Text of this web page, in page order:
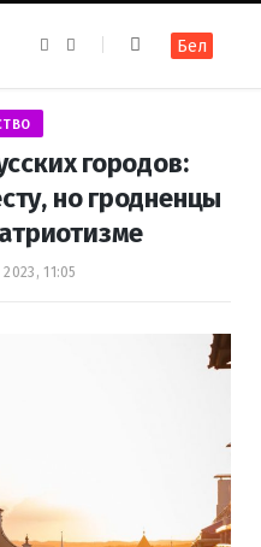
e
k
t
a
m
Бел
городов:
но гродненцы
11:05